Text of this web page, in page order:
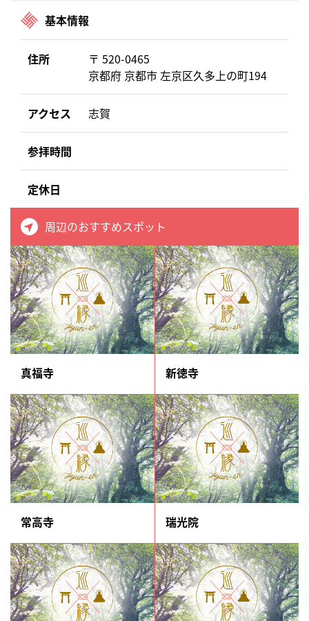
基本情報
住所
〒 520-0465
京都府 京都市 左京区久多上の町194
アクセス 志賀
参拝時間
定休日
周辺のおすすめスポット
真福寺 新徳寺
常高寺 瑞光院